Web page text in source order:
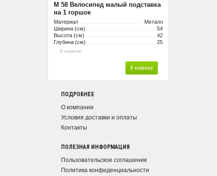
М 58 Велосипед малый подставка
на 1 горшок
Материал
Металл
Ширина (см)
54
Высота (см)
42
Глубина (см)
25
В наличии
В корзину
ПОДРОБНЕЕ
О компании
Условия доставки и оплаты
Контакты
ПОЛЕЗНАЯ ИНФОРМАЦИЯ
Пользовательское соглашение
Политика конфиденциальности